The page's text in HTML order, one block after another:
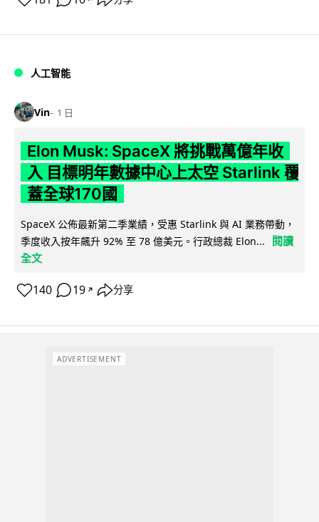
人工智能
Vin 1 日
Elon Musk: SpaceX 將挑戰萬億年收
入 目標明年數據中心上太空 Starlink 覆
蓋全球170國
SpaceX 公佈最新第二季業績，受惠 Starlink 與 AI 業務帶動，
季度收入按年飆升 92% 至 78 億美元。行政總裁 Elon...
閱讀
全文
140 19 ↗ 分享
ADVERTISEMENT